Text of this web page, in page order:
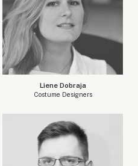
Liene Dobraja
Costume Designers